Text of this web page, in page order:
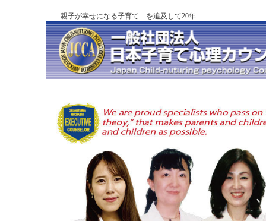
親子が幸せになる子育て…を追及して20年…